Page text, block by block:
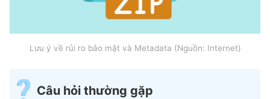
Lưu ý về rủi ro bảo mật và Metadata (Nguồn: Internet)
Câu hỏi thường gặp